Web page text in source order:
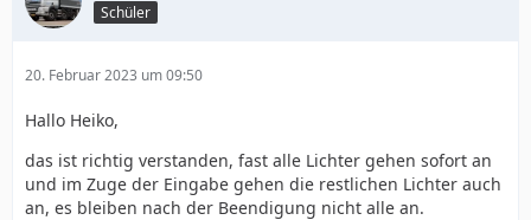
Schüler
20. Februar 2023 um 09:50
Hallo Heiko,
das ist richtig verstanden, fast alle Lichter gehen sofort an
und im Zuge der Eingabe gehen die restlichen Lichter auch
an, es bleiben nach der Beendigung nicht alle an.